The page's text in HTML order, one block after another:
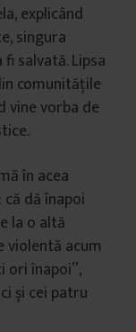
explicând
singura
salvată. Lipsa
comunitățile
vine vorba de
în acea
dă înapoi
la o altă
acum
ori înapoi”,
și cei patru